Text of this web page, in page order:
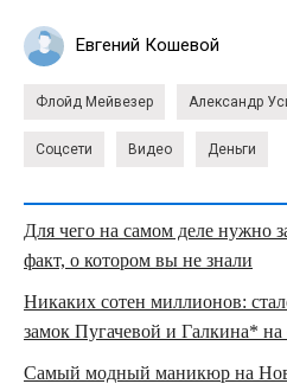
Евгений Кошевой
Флойд Мейвезер Александр
Соцсети Видео Деньги
Для чего на самом деле нужно
факт, о котором вы не знали
Никаких сотен миллионов:
замок Пугачевой и Галкина* на
Самый модный маникюр на